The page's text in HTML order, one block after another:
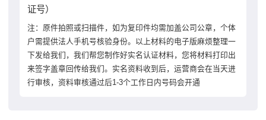
证号）
注：原件拍照或扫描件，如为复印件均需加盖公司公章，个体
户需提供法人手机号核验身份。以上材料的电子版麻烦整理一
下发给我们，我们帮您制作好实名认证材料，您将材料打印出
来签字盖章回传给我们。实名资料收到后，运营商会在当天进
行审核，资料审核通过后1-3个工作日内号码会开通